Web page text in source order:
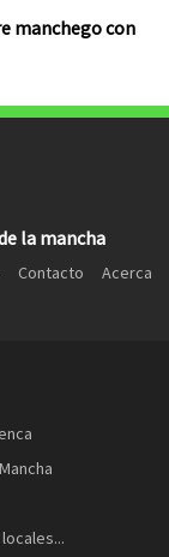
manchego con
la mancha
Contacto
Acerca